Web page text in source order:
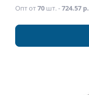
Опт от70 шт. -724.57 р.